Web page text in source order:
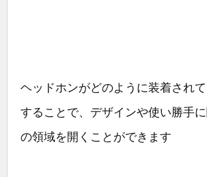
ヘッドホンがどのように装着され
することで、デザインや使い勝手に
の領域を開くことができます